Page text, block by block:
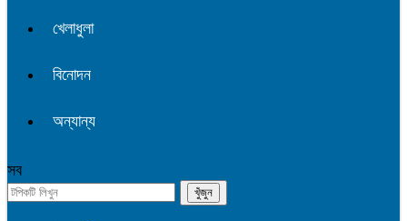
খেলাধুলা
বিনোদন
অন্যান্য
সব